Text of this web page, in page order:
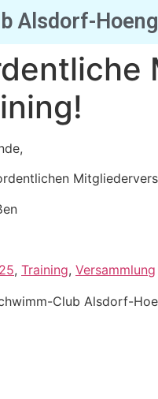
Alsdorf-
, Training, Versammlung
Club Alsdorf-